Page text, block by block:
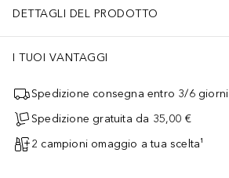
DETTAGLI DEL PRODOTTO
I TUOI VANTAGGI
Spedizione consegna entro 3/6 giorni
Spedizione gratuita da 35,00 €
2 campioni omaggio a tua scelta¹